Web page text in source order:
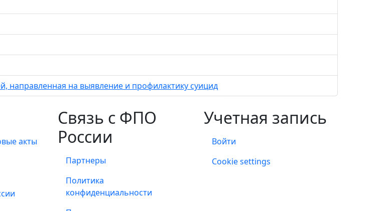
направленная на выявление и профилактику суицид
акты
Связь с ФПО
России
Партнеры
Политика
конфиденциальности
Учетная запись
Войти
Учетная запись
Cookie settings